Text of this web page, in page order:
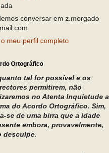
conversar em z.morgado
o meu perfil completo
Ortográfico
tal for possível e os
permitirem, não
no Atenta Inquietude a
do Acordo Ortográfico. Sim,
se de uma birra que a idade
embora, provavelmente,
desculpe.